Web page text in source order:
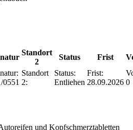
Standort
2
Status Frist
0551
Standort
2:
Status:
Entliehen
Frist:
28.09.2026 0
und Kopfschmerztabletten